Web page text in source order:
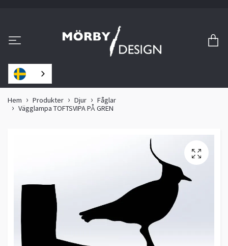
Hem Produkter Djur
Fåglar
Vägglampa TOFTSVIPA PÅ GREN